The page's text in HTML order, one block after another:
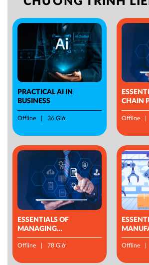
PRACTICAL AI IN
BUSINESS
Offline 36 Giờ
CHAIN
Offline
ESSENTIALS OF
MANAGING
OPERATIONS
Offline 78 Giờ Offline